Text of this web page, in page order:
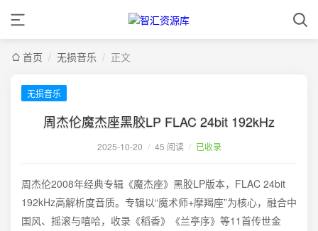
首页 / 无损音乐 / 正文
无损音乐
周杰伦魔杰座黑胶LP FLAC 24bit 192kHz
2025-10-20 / 45 阅读 / 已收录
周杰伦2008年经典专辑《魔杰座》黑胶LP版本，FLAC 24bit
192kHz高解析度音质。专辑以“魔术师+摩羯座”为核心，融合中
国风、摇滚与嘻哈，收录《稻香》《兰亭序》等11首传世金